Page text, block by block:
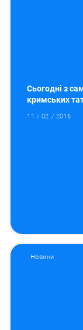
Сьогодні з
кримських
11 / 02 / 2016
Новини